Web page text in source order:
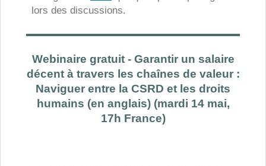
lors des discussions.
Webinaire gratuit - Garantir un salaire
décent à travers les chaînes de valeur :
Naviguer entre la CSRD et les droits
humains (en anglais) (mardi 14 mai,
17h France)